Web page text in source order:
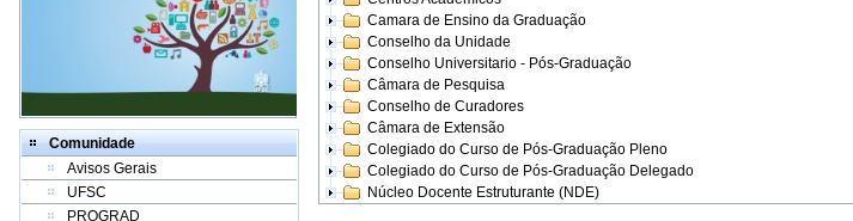
Comunidade
Avisos Gerais
UFSC
PROGRAD
Camara de Ensino da Graduação
Conselho da Unidade
Conselho Universitario - Pós-Graduação
Câmara de Pesquisa
Conselho de Curadores
Câmara de Extensão
Colegiado do Curso de Pós-Graduação Pleno
Colegiado do Curso de Pós-Graduação Delegado
Núcleo Docente Estruturante (NDE)